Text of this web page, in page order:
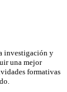
investigación y
una mejor
formativas